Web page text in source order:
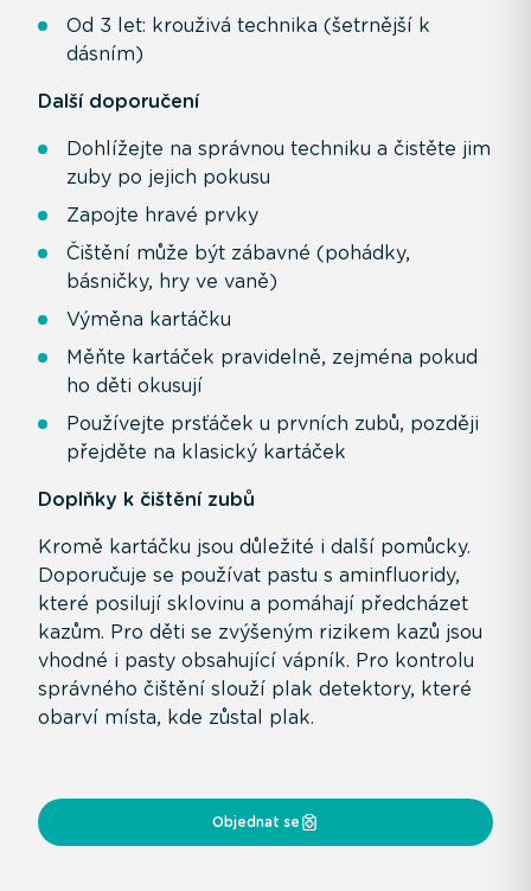
Od 3 let: krouživá technika (šetrnější k
dásním)
Další doporučení
Dohlížejte na správnou techniku a čistěte jim
zuby po jejich pokusu
Zapojte hravé prvky
Čištění může být zábavné (pohádky,
básničky, hry ve vaně)
Výměna kartáčku
Měňte kartáček pravidelně, zejména pokud
ho děti okusují
Používejte prsťáček u prvních zubů, později
přejděte na klasický kartáček
Doplňky k čištění zubů
Kromě kartáčku jsou důležité i další pomůcky.
Doporučuje se používat pastu s aminfluoridy,
které posilují sklovinu a pomáhají předcházet
kazům. Pro děti se zvýšeným rizikem kazů jsou
vhodné i pasty obsahující vápník. Pro kontrolu
správného čištění slouží plak detektory, které
obarví místa, kde zůstal plak.
Objednat se